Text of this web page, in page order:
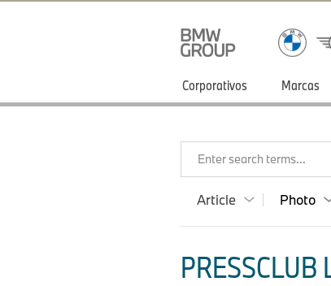
Corporativos Marcas
Enter search terms...
Article Photo
PRESSCLUB